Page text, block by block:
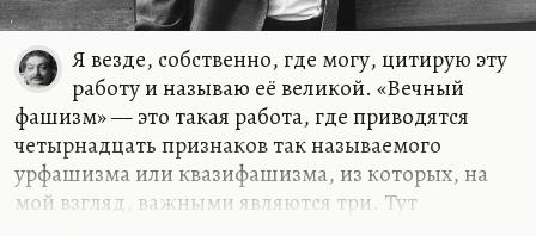
Я везде, собственно, где могу, цитирую эту
работу и называю её великой. «Вечный
фашизм» — это такая работа, где приводятся
четырнадцать признаков так называемого
урфашизма или квазифашизма, из которых, на
мой взгляд, важными являются три. Тут